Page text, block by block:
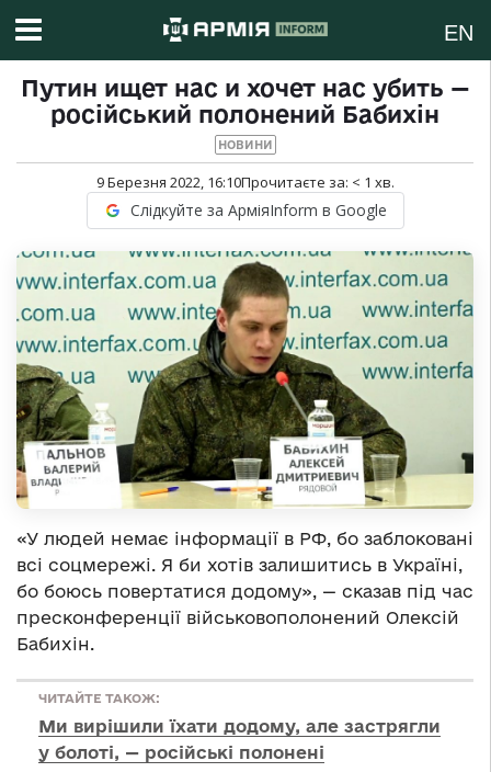
EN
Путин ищет нас и хочет нас убить —
російський полонений Бабихін
НОВИНИ
9 Березня 2022, 16:10Прочитаєте за: < 1 хв.
Слідкуйте за АрміяInform в Google
«У людей немає інформації в РФ, бо заблоковані
всі соцмережі. Я би хотів залишитись в Україні,
бо боюсь повертатися додому», — сказав під час
пресконференції військовополонений Олексій
Бабихін.
ЧИТАЙТЕ ТАКОЖ:
Ми вирішили їхати додому, але застрягли
у болоті, — російські полонені